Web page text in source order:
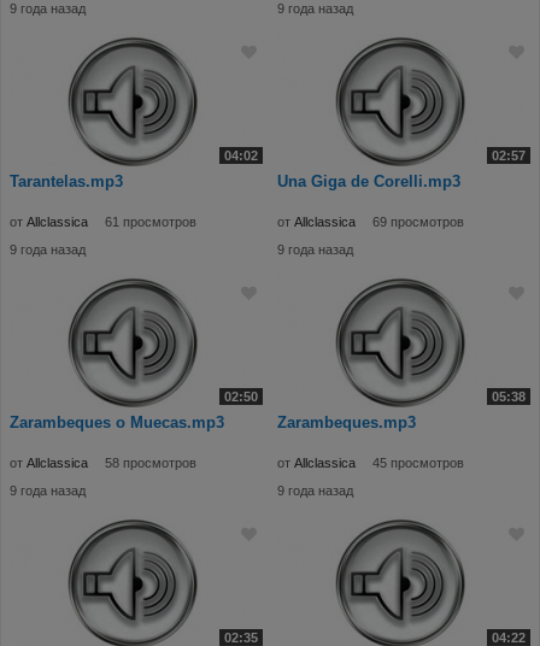
9 года назад
9 года назад
04:02
Tarantelas.mp3
от Allclassica
61 просмотров
9 года назад
02:57
Una Giga de Corelli.mp3
от Allclassica
69 просмотров
9 года назад
02:50
Zarambeques o Muecas.mp3
от Allclassica
58 просмотров
9 года назад
05:38
Zarambeques.mp3
от Allclassica
45 просмотров
9 года назад
02:35 04:22